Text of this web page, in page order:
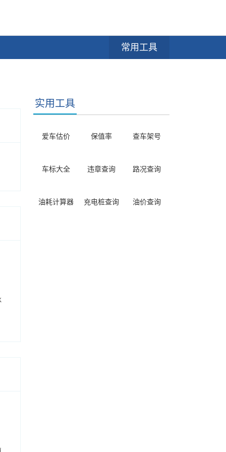
常用工具
实用工具
爱车估价 保值率 查车架号
车标大全 违章查询 路况查询
油耗计算器 充电桩查询 油价查询